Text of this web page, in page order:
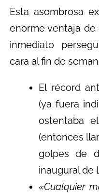
Esta asombrosa
enorme ventaja de
inmediato
cara al fin de
El récord
(ya fuera
ostentaba el
(entonces
golpes de
inaugural de
«Cualquier